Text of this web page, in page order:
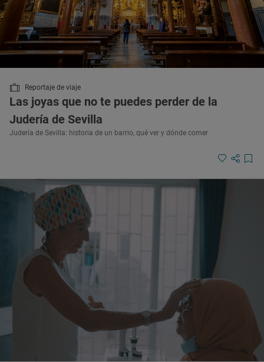
Reportaje de viaje
Las joyas que no te puedes perder de la
Judería de Sevilla
Judería de Sevilla: historia de un barrio, qué ver y dónde comer